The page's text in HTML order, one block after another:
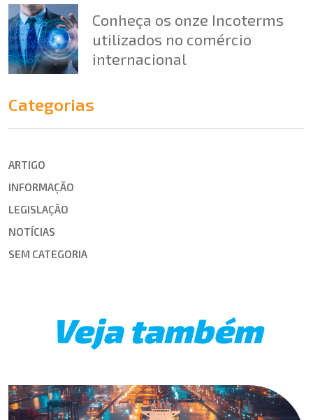
Conheça os onze Incoterms
utilizados no comércio
internacional
Categorias
ARTIGO
INFORMAÇÃO
LEGISLAÇÃO
NOTÍCIAS
SEM CATEGORIA
Veja também